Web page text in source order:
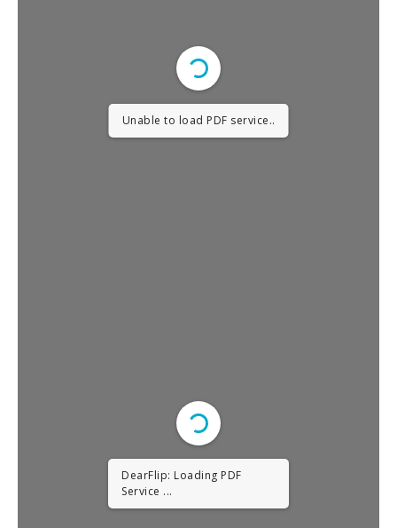
Unable to load PDF service..
DearFlip: Loading PDF
Service ...